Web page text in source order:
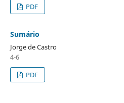
PDF
Sumário
Jorge de Castro
4-6
PDF